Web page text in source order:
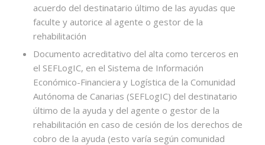
acuerdo del destinatario último de las ayudas que
faculte y autorice al agente o gestor de la
rehabilitación
Documento acreditativo del alta como terceros en
el SEFLogIC, en el Sistema de Información
Económico-Financiera y Logística de la Comunidad
Autónoma de Canarias (SEFLogIC) del destinatario
último de la ayuda y del agente o gestor de la
rehabilitación en caso de cesión de los derechos de
cobro de la ayuda (esto varía según comunidad